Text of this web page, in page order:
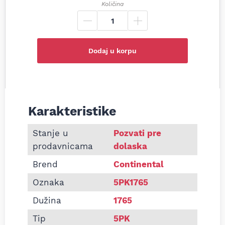
Količina
Dodaj u korpu
Informacije o Pk kaiš Continental 5PK1765
Karakteristike
Stanje u
prodavnicama
Pozvati pre
dolaska
Brend
Continental
Oznaka
5PK1765
Dužina
1765
Tip
5PK